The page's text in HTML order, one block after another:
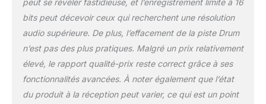
peut se révéler fastidieuse, et l’enregistrement limité à 16
bits peut décevoir ceux qui recherchent une résolution
audio supérieure. De plus, l’effacement de la piste Drum
n’est pas des plus pratiques. Malgré un prix relativement
élevé, le rapport qualité-prix reste correct grâce à ses
fonctionnalités avancées. À noter également que l’état
du produit à la réception peut varier, ce qui est un point